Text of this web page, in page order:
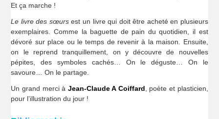
Et ça marche !
Le livre des sœursest un livre qui doit être acheté en plusieurs
exemplaires. Comme la baguette de pain du quotidien, il est
dévoré sur place ou le temps de revenir à la maison. Ensuite,
on le reprend tranquillement, on y découvre de nouvelles
pépites, des symboles cachés… On le déguste… On le
savoure… On le partage.
Un grand merci à Jean-Claude A Coiffard , poète et plasticien,
pour l’illustration du jour !